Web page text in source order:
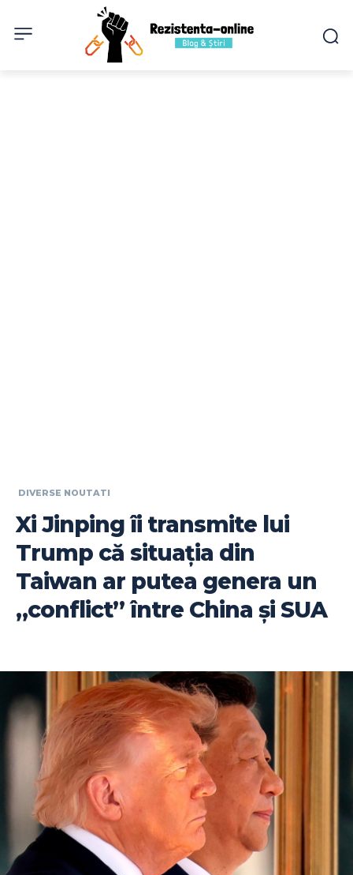
DIVERSE NOUTATI
Xi Jinping îi transmite lui
Trump că situația din
Taiwan ar putea genera un
„conflict” între China și SUA